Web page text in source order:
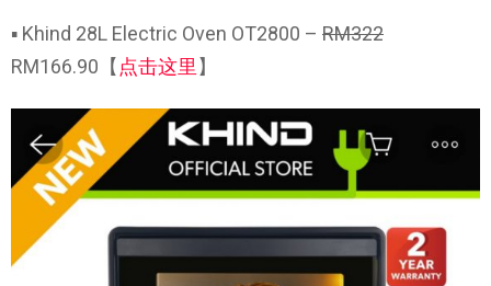
▪ Khind 28L Electric Oven OT2800 – RM322
RM166.90【 点击这里 】